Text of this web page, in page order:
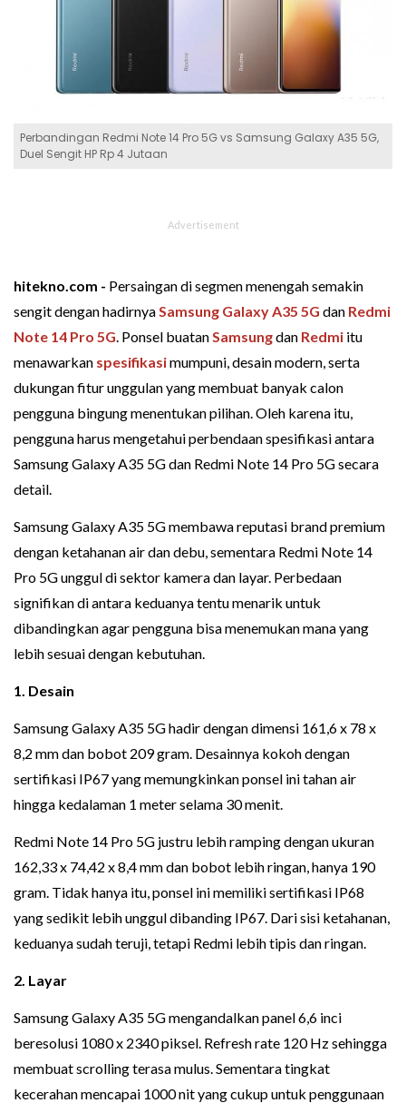
Perbandingan Redmi Note 14 Pro 5G vs Samsung Galaxy A35 5G,
Duel Sengit HP Rp 4 Jutaan
hitekno.com - Persaingan di segmen menengah semakin
sengit dengan hadirnyaSamsung Galaxy A35 5G dan Redmi
Note 14 Pro 5G. Ponsel buatanSamsungdan Redmi itu
menawarkan spesifikasimumpuni, desain modern, serta
dukungan fitur unggulan yang membuat banyak calon
pengguna bingung menentukan pilihan. Oleh karena itu,
pengguna harus mengetahui perbendaan spesifikasi antara
Samsung Galaxy A35 5G dan Redmi Note 14 Pro 5G secara
detail.
Samsung Galaxy A35 5G membawa reputasi brand premium
dengan ketahanan air dan debu, sementara Redmi Note 14
Pro 5G unggul di sektor kamera dan layar. Perbedaan
signifikan di antara keduanya tentu menarik untuk
dibandingkan agar pengguna bisa menemukan mana yang
lebih sesuai dengan kebutuhan.
1. Desain
Samsung Galaxy A35 5G hadir dengan dimensi 161,6 x 78 x
8,2 mm dan bobot 209 gram. Desainnya kokoh dengan
sertifikasi IP67 yang memungkinkan ponsel ini tahan air
hingga kedalaman 1 meter selama 30 menit.
Redmi Note 14 Pro 5G justru lebih ramping dengan ukuran
162,33 x 74,42 x 8,4 mm dan bobot lebih ringan, hanya 190
gram. Tidak hanya itu, ponsel ini memiliki sertifikasi IP68
yang sedikit lebih unggul dibanding IP67. Dari sisi ketahanan,
keduanya sudah teruji, tetapi Redmi lebih tipis dan ringan.
2. Layar
Samsung Galaxy A35 5G mengandalkan panel 6,6 inci
beresolusi 1080 x 2340 piksel. Refresh rate 120 Hz sehingga
membuat scrolling terasa mulus. Sementara tingkat
kecerahan mencapai 1000 nit yang cukup untuk penggunaan